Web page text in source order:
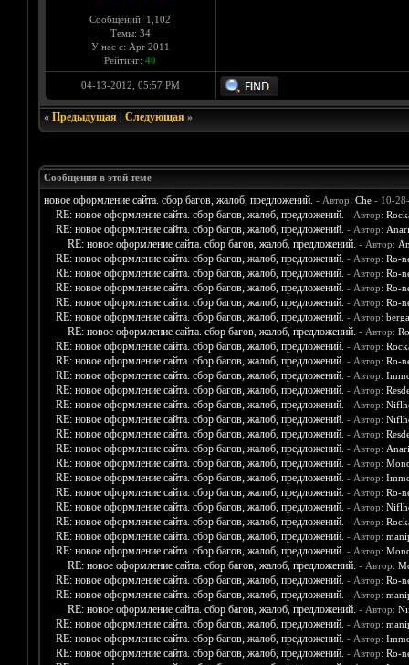
Сообщений: 1,102
Темы: 34
У нас с: Apr 2011
Рейтинг: 40
04-13-2012, 05:57 PM
« Предыдущая| Следующая»
Сообщения в этой теме
новое оформление сайта. сбор багов, жалоб, предложений. - Автор: Che- 10-
RE: новое оформление сайта. сбор багов, жалоб, предложений. - Автор:
RE: новое оформление сайта. сбор багов, жалоб, предложений. - Автор:
RE: новое оформление сайта. сбор багов, жалоб, предложений. - Автор:
RE: новое оформление сайта. сбор багов, жалоб, предложений. - Автор: Ro-
RE: новое оформление сайта. сбор багов, жалоб, предложений. - Автор: Ro-
RE: новое оформление сайта. сбор багов, жалоб, предложений. - Автор: Ro-
RE: новое оформление сайта. сбор багов, жалоб, предложений. - Автор: Ro-
RE: новое оформление сайта. сбор багов, жалоб, предложений. - Автор:
RE: новое оформление сайта. сбор багов, жалоб, предложений. - Автор:
RE: новое оформление сайта. сбор багов, жалоб, предложений. - Автор:
RE: новое оформление сайта. сбор багов, жалоб, предложений. - Автор: Ro-
RE: новое оформление сайта. сбор багов, жалоб, предложений. - Автор:
RE: новое оформление сайта. сбор багов, жалоб, предложений. - Автор:
RE: новое оформление сайта. сбор багов, жалоб, предложений. - Автор:
RE: новое оформление сайта. сбор багов, жалоб, предложений. - Автор:
RE: новое оформление сайта. сбор багов, жалоб, предложений. - Автор:
RE: новое оформление сайта. сбор багов, жалоб, предложений. - Автор:
RE: новое оформление сайта. сбор багов, жалоб, предложений. - Автор:
RE: новое оформление сайта. сбор багов, жалоб, предложений. - Автор:
RE: новое оформление сайта. сбор багов, жалоб, предложений. - Автор: Ro-
RE: новое оформление сайта. сбор багов, жалоб, предложений. - Автор:
RE: новое оформление сайта. сбор багов, жалоб, предложений. - Автор:
RE: новое оформление сайта. сбор багов, жалоб, предложений. - Автор:
RE: новое оформление сайта. сбор багов, жалоб, предложений. - Автор:
RE: новое оформление сайта. сбор багов, жалоб, предложений. - Автор:
RE: новое оформление сайта. сбор багов, жалоб, предложений. - Автор: Ro-
RE: новое оформление сайта. сбор багов, жалоб, предложений. - Автор:
RE: новое оформление сайта. сбор багов, жалоб, предложений. - Автор:
RE: новое оформление сайта. сбор багов, жалоб, предложений. - Автор:
RE: новое оформление сайта. сбор багов, жалоб, предложений. - Автор:
RE: новое оформление сайта. сбор багов, жалоб, предложений. - Автор: Ro-